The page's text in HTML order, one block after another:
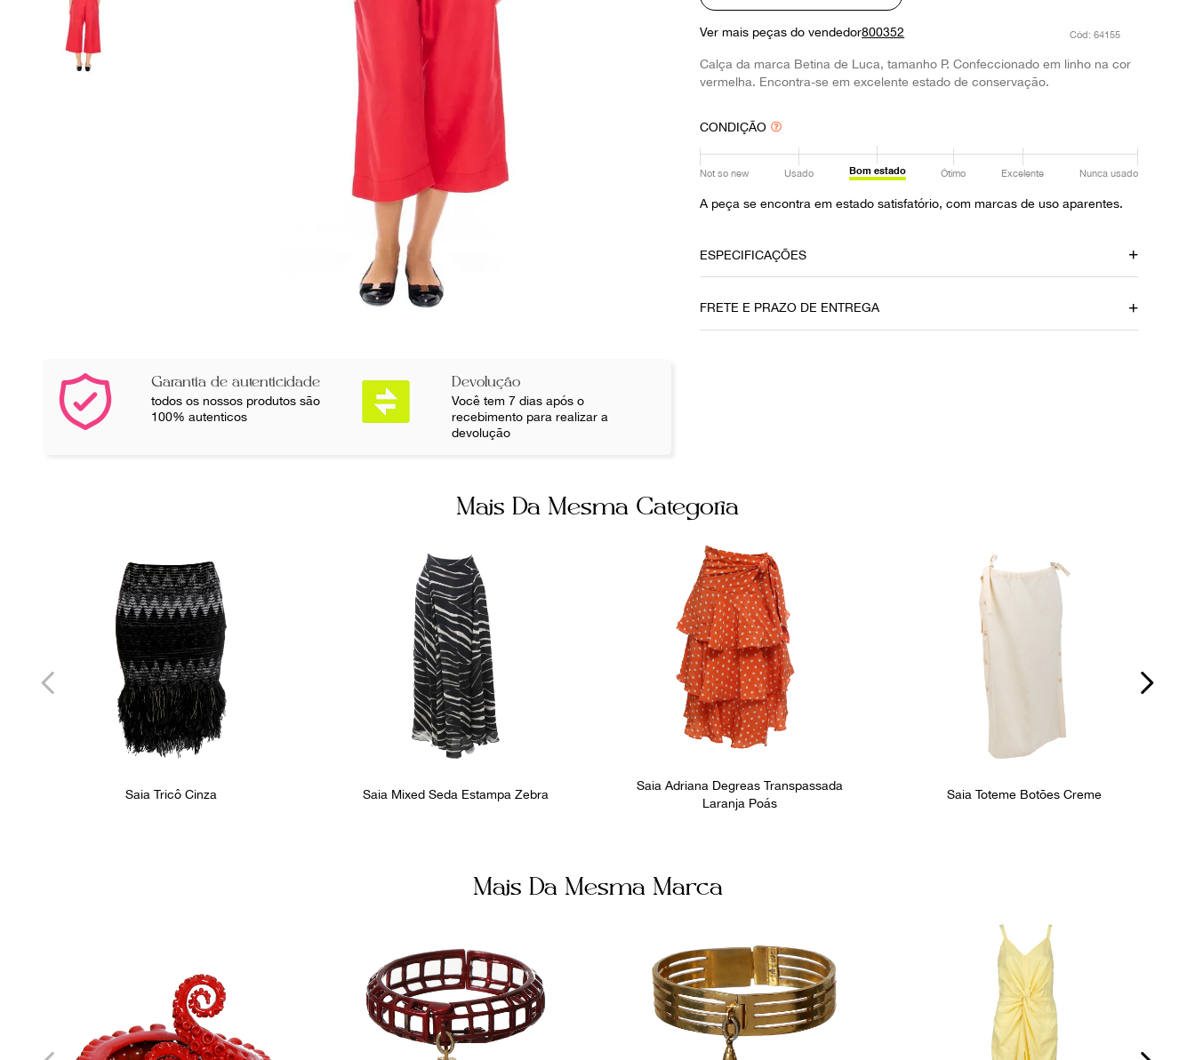
Garantia de autenticidade
todos os nossos produtos são
100% autenticos
Devolução
Você tem 7 dias após o
recebimento para realizar a
devolução
Ver mais peças do vendedor800352 : 64155
Calça da marca Betina de Luca, tamanho P. Confeccionado em linho na cor
vermelha. Encontra-se em excelente estado de conservação.
CONDIÇÃO
Not so new Usado Bom estado Ótimo Excelente Nunca usado
A peça se encontra em estado satisfatório, com marcas de uso aparentes.
ESPECIFICAÇÕES
26072021
FRETE E PRAZO DE ENTREGA
Mais Da Mesma Categoria
Saia Tricô Cinza Saia Mixed Seda Estampa Zebra
Saia Adriana Degreas Transpassada
Laranja Poás
Saia Toteme Botões Creme
Mais Da Mesma Marca